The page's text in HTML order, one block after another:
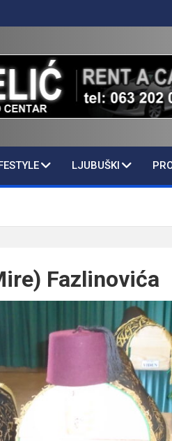
LJUBUŠKI
Fazlinovića